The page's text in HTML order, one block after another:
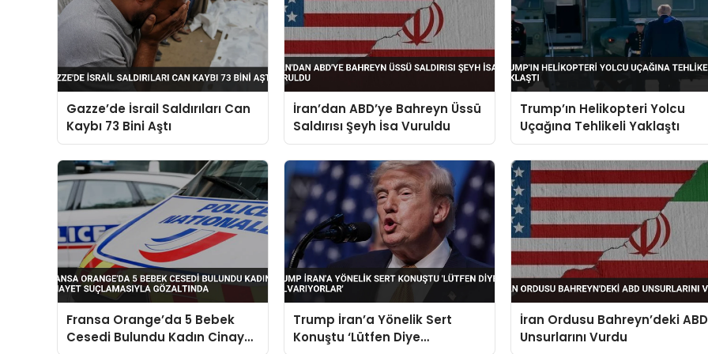
Gazze’de İsrail Saldırıları Can
Kaybı 73 Bini Aştı
İran’dan ABD’ye Bahreyn Üssü
Saldırısı Şeyh İsa Vuruldu
Trump’ın Helikopteri Yolcu
Uçağına Tehlikeli Yaklaştı
Fransa Orange’da 5 Bebek
Cesedi Bulundu Kadın Cinayet
Trump İran’a Yönelik Sert
Konuştu ‘Lütfen Diye
İran Ordusu Bahreyn’deki ABD
Unsurlarını Vurdu